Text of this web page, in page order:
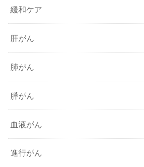
緩和ケア
肝がん
肺がん
膵がん
血液がん
進行がん